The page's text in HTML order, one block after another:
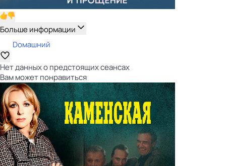
Больше информации
Dомашний
Нет данных о предстоящих сеансах
Вам может понравиться